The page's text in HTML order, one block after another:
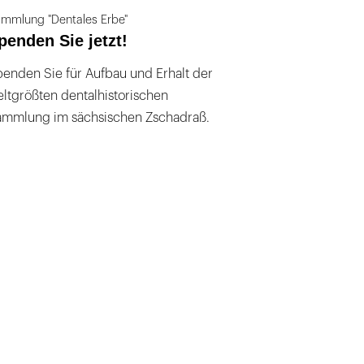
"Dentales Erbe"
Sie jetzt!
Sie für Aufbau und Erhalt der
dentalhistorischen
im sächsischen Zschadraß.